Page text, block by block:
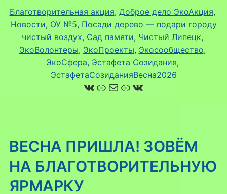
Благотворительная акция, Доброе дело ЭкоАкция
Новости, ОУ №5, Посади дерево — подари городу
чистый воздух, Сад памяти, Чистый Липецк
ЭкоВолонтеры, ЭкоПроекты, Экосообщество
ЭкоСфера, Эстафета Созидания
ЭстафетаСозиданияВесна2026
ВКонтакте
Ссылка
Почта
Ссылка
ВКонтакте
ВЕСНА ПРИШЛА! ЗОВЁМ
НА БЛАГОТВОРИТЕЛЬНУЮ
ЯРМАРКУ